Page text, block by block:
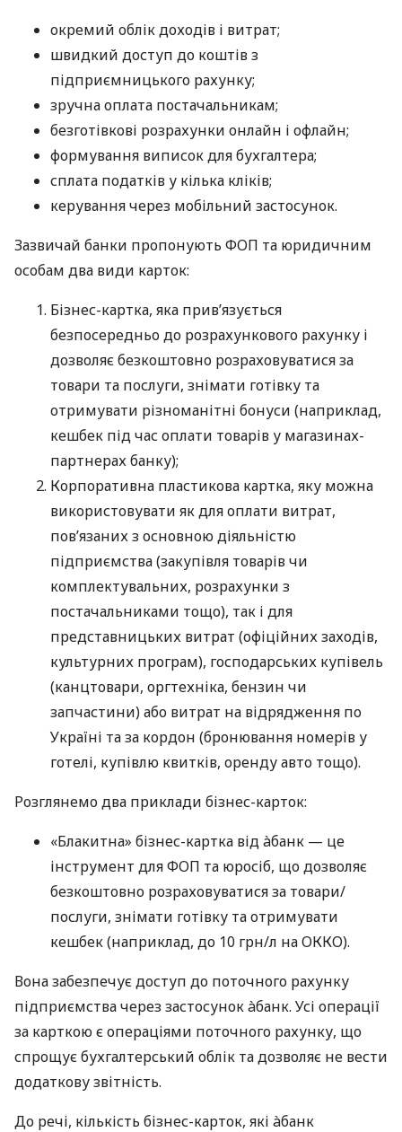
окремий облік доходів і витрат;
швидкий доступ до коштів з
підприємницького рахунку;
зручна оплата постачальникам;
безготівкові розрахунки онлайн і офлайн;
формування виписок для бухгалтера;
сплата податків у кілька кліків;
керування через мобільний застосунок.
Зазвичай банки пропонують ФОП та юридичним
особам два види карток:
Бізнес-картка, яка прив’язується
безпосередньо до розрахункового рахунку і
дозволяє безкоштовно розраховуватися за
товари та послуги, знімати готівку та
отримувати різноманітні бонуси (наприклад,
кешбек під час оплати товарів у магазинах-
партнерах банку);
Корпоративна пластикова картка, яку можна
використовувати як для оплати витрат,
пов’язаних з основною діяльністю
підприємства (закупівля товарів чи
комплектувальних, розрахунки з
постачальниками тощо), так і для
представницьких витрат (офіційних заходів,
культурних програм), господарських купівель
(канцтовари, оргтехніка, бензин чи
запчастини) або витрат на відрядження по
Україні та за кордон (бронювання номерів у
готелі, купівлю квитків, оренду авто тощо).
Розглянемо два приклади бізнес-карток:
«Блакитна» бізнес-картка від àбанк — це
інструмент для ФОП та юросіб, що дозволяє
безкоштовно розраховуватися за товари/
послуги, знімати готівку та отримувати
кешбек (наприклад, до 10 грн/л на ОККО).
Вона забезпечує доступ до поточного рахунку
підприємства через застосунок àбанк. Усі операції
за карткою є операціями поточного рахунку, що
спрощує бухгалтерський облік та дозволяє не вести
додаткову звітність.
До речі, кількість бізнес-карток, які àбанк